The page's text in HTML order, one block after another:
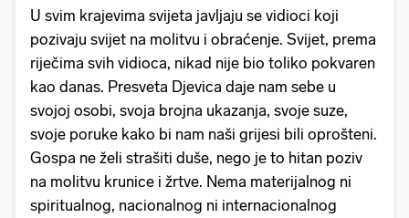
U svim krajevima svijeta javljaju se vidioci koji
pozivaju svijet na molitvu i obraćenje. Svijet, prema
riječima svih vidioca, nikad nije bio toliko pokvaren
kao danas. Presveta Djevica daje nam sebe u
svojoj osobi, svoja brojna ukazanja, svoje suze,
svoje poruke kako bi nam naši grijesi bili oprošteni.
Gospa ne želi strašiti duše, nego je to hitan poziv
na molitvu krunice i žrtve. Nema materijalnog ni
spiritualnog, nacionalnog ni internacionalnog